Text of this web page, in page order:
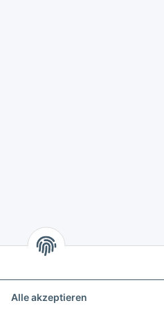
Alle akzeptieren